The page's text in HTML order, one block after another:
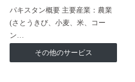
パキスタン概要 主要産業：農業
(さとうきび、小麦、米、コー
ン…
その他のサービス